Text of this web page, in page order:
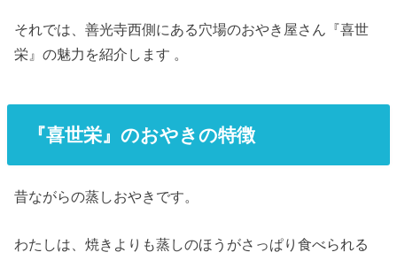
それでは、善光寺西側にある穴場のおやき屋さん『喜世
栄』の魅力を紹介します 。
『喜世栄』のおやきの特徴
昔ながらの蒸しおやきです。
わたしは、焼きよりも蒸しのほうがさっぱり食べられる